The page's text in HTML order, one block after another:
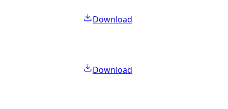
Download
Download